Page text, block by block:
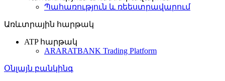
Պահառություն և ռեեստրավարում
Առևտրային հարթակ
ATP հարթակ
ARARATBANK Trading Platform
Օնլայն բանկինգ